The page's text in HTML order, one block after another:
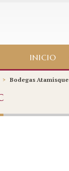
INICIO
> Bodegas Atamisque